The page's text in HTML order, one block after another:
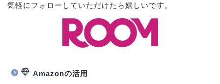
気軽にフォローしていただけたら嬉しいです。
Amazonの活用